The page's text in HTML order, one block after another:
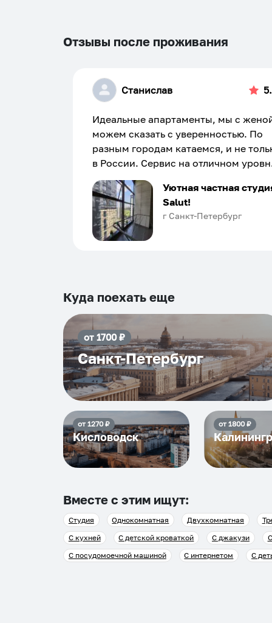
Отзывы после проживания
Станислав
Идеальные апартаменты, мы с
можем сказать с уверенностью. По
разным городам катаемся, и не
в России. Сервис на отличном
Хозяин апартаментов доброй души
человек, всегда можно
подскажет что как и почему.
Рекомендуем на 100% и вам, и
и сами будем приезжать еще...
Уютная частная
Salut!
г Санкт-Петербург
Куда поехать еще
от 1700₽
Санкт-Петербург
от 1270₽
Кисловодск
от 1800₽
Вместе с этим ищут:
Студия Однокомнатная Двухкомнатная
С кухней
С детской кроваткой С джакузи
С посудомоечной машиной
С интернетом С